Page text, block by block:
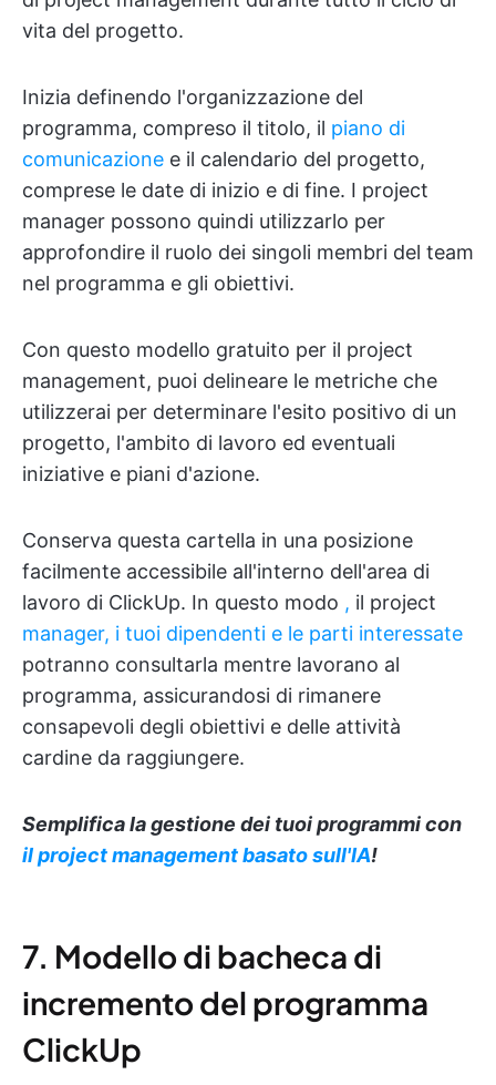
vita del progetto.
Inizia definendo l'organizzazione del
programma, compreso il titolo, il piano di
comunicazione e il calendario del progetto,
comprese le date di inizio e di fine. I project
manager possono quindi utilizzarlo per
approfondire il ruolo dei singoli membri del team
nel programma e gli obiettivi.
Con questo modello gratuito per il project
management, puoi delineare le metriche che
utilizzerai per determinare l'esito positivo di un
progetto, l'ambito di lavoro ed eventuali
iniziative e piani d'azione.
Conserva questa cartella in una posizione
facilmente accessibile all'interno dell'area di
lavoro di ClickUp. In questo modo , il project
manager, i tuoi dipendenti e le parti interessate
potranno consultarla mentre lavorano al
programma, assicurandosi di rimanere
consapevoli degli obiettivi e delle attività
cardine da raggiungere.
Semplifica la gestione dei tuoi programmi con
il project management basato sull'IA!
7. Modello di bacheca di
incremento del programma
ClickUp